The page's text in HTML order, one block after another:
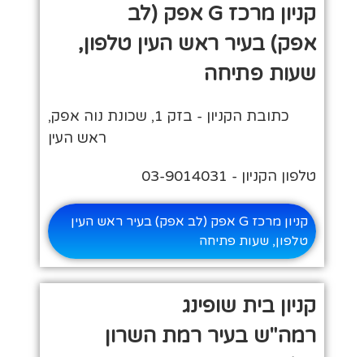
קניון מרכז G אפק (לב
אפק) בעיר ראש העין טלפון,
שעות פתיחה
כתובת הקניון - בזק 1, שכונת נוה אפק,
ראש העין
טלפון הקניון - 03-9014031
קניון מרכז G אפק (לב אפק) בעיר ראש העין
טלפון, שעות פתיחה
קניון בית שופינג
רמה"ש בעיר רמת השרון